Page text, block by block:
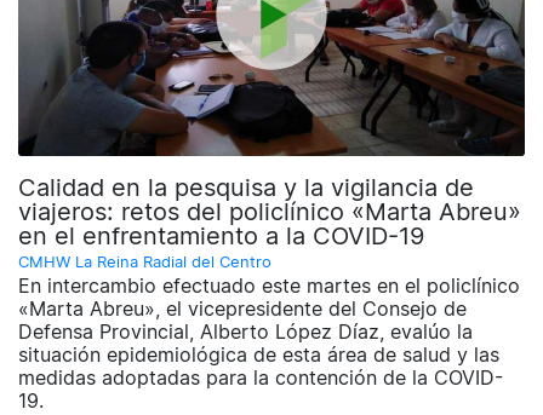
Calidad en la pesquisa y la vigilancia de
viajeros: retos del policlínico «Marta Abreu»
en el enfrentamiento a la COVID-19
CMHW La Reina Radial del Centro
En intercambio efectuado este martes en el policlínico
«Marta Abreu», el vicepresidente del Consejo de
Defensa Provincial, Alberto López Díaz, evalúo la
situación epidemiológica de esta área de salud y las
medidas adoptadas para la contención de la COVID-
19.